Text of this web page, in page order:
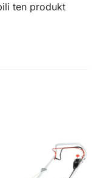
ten produkt